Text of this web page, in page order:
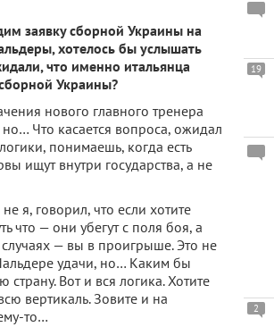
заявку сборной Украины на
хотелось бы услышать
что именно итальянца
Украины?
нового главного тренера
Что касается вопроса, ожидал
понимаешь, когда есть
ищут внутри государства, а не
я, говорил, что если хотите
что — они убегут с поля боя, а
— вы в проигрыше. Это не
удачи, но… Каким бы
Вот и вся логика. Хотите
вертикаль. Зовите и на
то…
19
2